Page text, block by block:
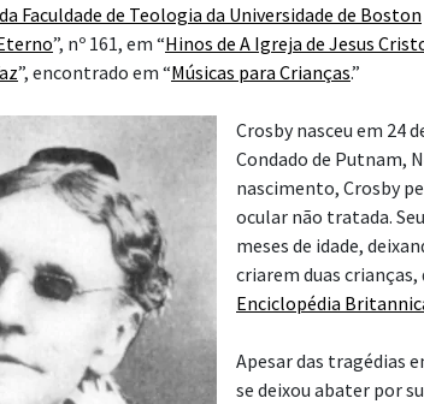
Faculdade de Teologia da Universidade de Boston
”, nº 161, em “Hinos de A Igreja de Jesus
”, encontrado em “Músicas para Crianças.”
Crosby nasceu em 24
Condado de Putnam,
nascimento, Crosby
ocular não tratada.
meses de idade,
criarem duas crianças,
Enciclopédia
Apesar das tragédias
se deixou abater por